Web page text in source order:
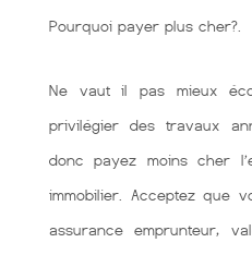
Pourquoi payer plus cher?.
Ne vaut il pas mieux
privilégier des travaux
donc payez moins cher
immobilier. Acceptez que
assurance emprunteur,